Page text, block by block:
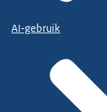
AI-gebruik